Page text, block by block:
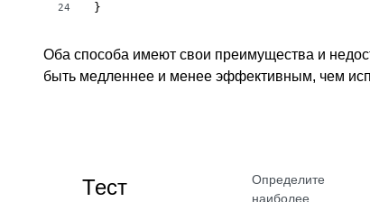
24
}
Оба способа имеют свои преимущества и
быть медленнее и менее эффективным, чем
Тест
Определите
наиболее